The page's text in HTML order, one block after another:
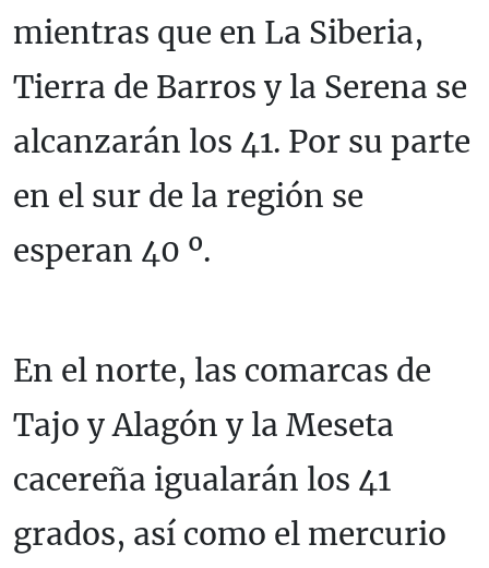
mientras que en La Siberia,
Tierra de Barros y la Serena se
alcanzarán los 41. Por su parte
en el sur de la región se
esperan 40 º.
En el norte, las comarcas de
Tajo y Alagón y la Meseta
cacereña igualarán los 41
grados, así como el mercurio